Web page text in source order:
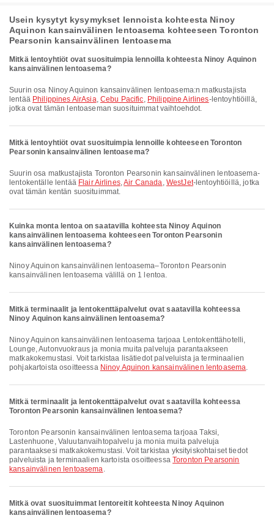
Usein kysytyt kysymykset lennoista kohteesta Ninoy
Aquinon kansainvälinen lentoasema kohteeseen Toronton
Pearsonin kansainvälinen lentoasema
Mitkä lentoyhtiöt ovat suosituimpia lennoilla kohteesta Ninoy Aquinon
kansainvälinen lentoasema?
Suurin osa Ninoy Aquinon kansainvälinen lentoasema:n matkustajista
lentää Philippines AirAsia, Cebu Pacific, Philippine Airlines-lentoyhtiöillä,
jotka ovat tämän lentoaseman suosituimmat vaihtoehdot.
Mitkä lentoyhtiöt ovat suosituimpia lennoille kohteeseen Toronton
Pearsonin kansainvälinen lentoasema?
Suurin osa matkustajista Toronton Pearsonin kansainvälinen lentoasema-
lentokentälle lentää Flair Airlines,Air Canada, WestJet-lentoyhtiöillä, jotka
ovat tämän kentän suosituimmat.
Kuinka monta lentoa on saatavilla kohteesta Ninoy Aquinon
kansainvälinen lentoasema kohteeseen Toronton Pearsonin
kansainvälinen lentoasema?
Ninoy Aquinon kansainvälinen lentoasema–Toronton Pearsonin
kansainvälinen lentoasema välillä on 1 lentoa.
Mitkä terminaalit ja lentokenttäpalvelut ovat saatavilla kohteessa
Ninoy Aquinon kansainvälinen lentoasema?
Ninoy Aquinon kansainvälinen lentoasema tarjoaa Lentokenttähotelli,
Lounge, Autonvuokraus ja monia muita palveluja parantaakseen
matkakokemustasi. Voit tarkistaa lisätiedot palveluista ja terminaalien
pohjakartoista osoitteessa Ninoy Aquinon kansainvälinen lentoasema.
Mitkä terminaalit ja lentokenttäpalvelut ovat saatavilla kohteessa
Toronton Pearsonin kansainvälinen lentoasema?
Toronton Pearsonin kansainvälinen lentoasema tarjoaa Taksi,
Lastenhuone, Valuutanvaihtopalvelu ja monia muita palveluja
parantaaksesi matkakokemustasi. Voit tarkistaa yksityiskohtaiset tiedot
palveluista ja terminaalien kartoista osoitteessaToronton Pearsonin
kansainvälinen lentoasema.
Mitkä ovat suosituimmat lentoreitit kohteesta Ninoy Aquinon
kansainvälinen lentoasema?